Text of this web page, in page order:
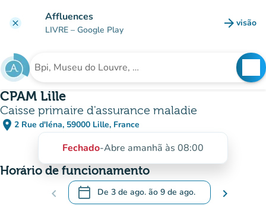
clear Affluences
LIVRE – Google Play arrow_forward visão
(novo
Procura uma instituição
CPAM Lille
Caisse primaire d'assurance maladie
place 2 Rue d'Iéna, 59000 Lille, France
(abrir no Google Maps)
(novo separador)
Fechado-Abre amanhã às 08:00
Horário de funcionamento
chevron_left calendar_today De 3 de ago. ão 9 de ago.
.Abra o calendário para alterar as datas
chevron_right